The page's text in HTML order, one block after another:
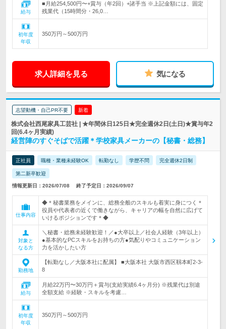
給与
■月給254,500円〜+賞与（年2回）+諸手当 ※上記金額には、固定
残業代（15時間分・26,0…
初年度
年収
350万円～500万円
求人詳細を見る 気になる
志望動機・自己PR不要 新着
株式会社西尾家具工芸社 | ★年間休日125日★完全週休2日(土日)★賞与年2
回(6.4ヶ月実績)
経営陣のすぐそばで活躍＊学校家具メーカーの【秘書・総務】
正社員 職種・業種未経験OK 転勤なし 学歴不問 完全週休2日制
第二新卒歓迎
情報更新日：2026/07/08 終了予定日：2026/09/07
仕事内容
◆＊秘書業務をメインに、総務全般のスキルも着実に身につく＊
役員や代表者の近くで働きながら、キャリアの幅を自然に広げて
いけるポジションです＊◆
対象と
なる方
＼秘書・総務未経験歓迎！／●大卒以上／社会人経験（3年以上）
●基本的なPCスキルをお持ちの方●気配りやコミュニケーション
力を活かしたい方
勤務地
【転勤なし／大阪本社に配属】 ■大阪本社 大阪市西区靱本町2-3-
8
給与
月給22万円〜30万円＋賞与(支給実績6.4ヶ月分) ※残業代は別途
全額支給 ※経験・スキルを考慮…
初年度
年収
350万円～500万円